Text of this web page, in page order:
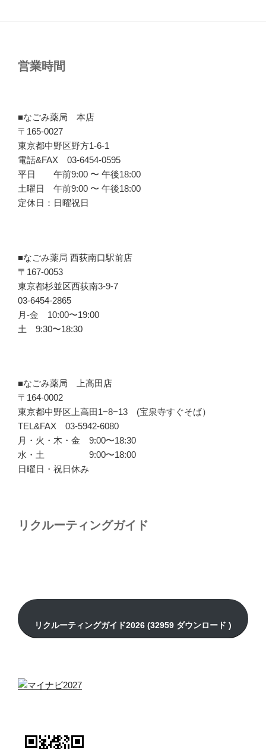
営業時間
■なごみ薬局 本店
〒165-0027
東京都中野区野方1-6-1
電話&FAX 03-6454-0595
平日 午前9:00 〜 午後18:00
土曜日 午前9:00 〜 午後18:00
定休日：日曜祝日
■なごみ薬局 西荻南口駅前店
〒167-0053
東京都杉並区西荻南3-9-7
03-6454-2865
月-金 10:00〜19:00
土 9:30〜18:30
■なごみ薬局 上高田店
〒164-0002
東京都中野区上高田1−8−13 (宝泉寺すぐそば）
TEL&FAX 03-5942-6080
月・火・木・金 9:00〜18:30
水・土 9:00〜18:00
日曜日・祝日休み
リクルーティングガイド